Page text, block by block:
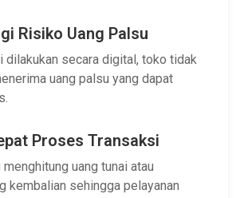
Risiko Uang Palsu
dilakukan secara digital, toko tidak
uang palsu yang dapat
Proses Transaksi
uang tunai atau
kembalian sehingga pelayanan